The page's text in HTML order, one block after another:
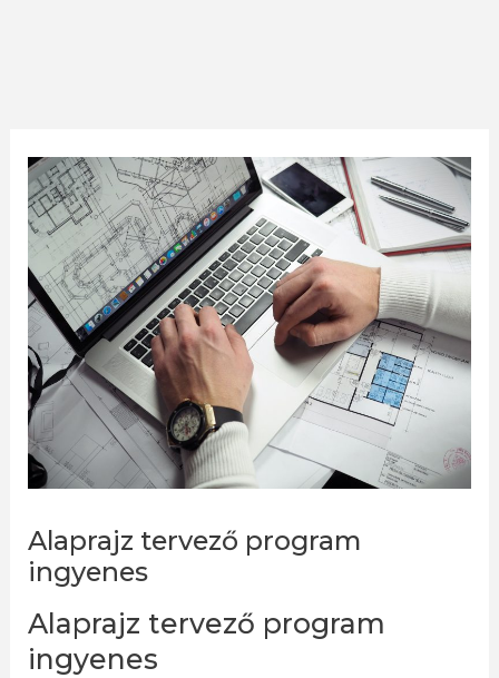
Alaprajz tervező program
ingyenes
Alaprajz tervező program
ingyenes